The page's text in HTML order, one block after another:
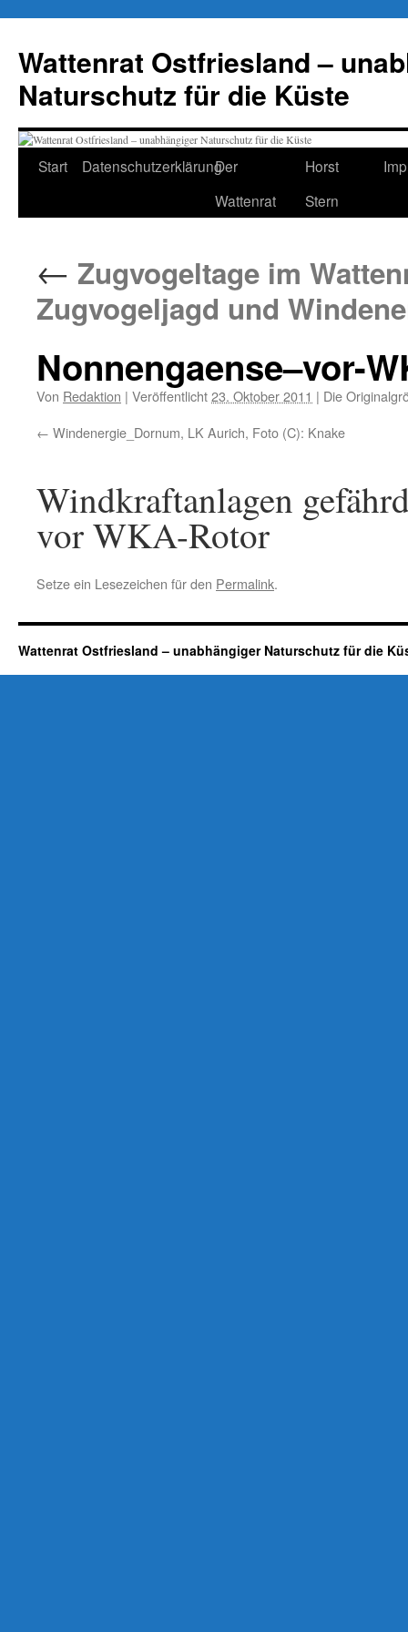
springen
Wattenrat Ostfriesland –
Naturschutz für die Küste
Start DatenschutzerklärungDer
Wattenrat
Horst
Stern
← Zugvogeltage im
Zugvogeljagd und
Nonnengaense–vor-
Von Redaktion | Veröffentlicht23. Oktober 2011 | Die
Windenergie_Dornum, LK Aurich, Foto (C): Knake
Windkraftanlagen
vor WKA-Rotor
Setze ein Lesezeichen für den Permalink.
Wattenrat Ostfriesland – unabhängiger Naturschutz für die